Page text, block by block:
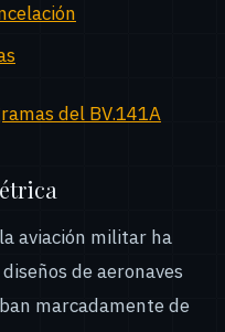
del BV.141A
aviación militar ha
de aeronaves
marcadamente de